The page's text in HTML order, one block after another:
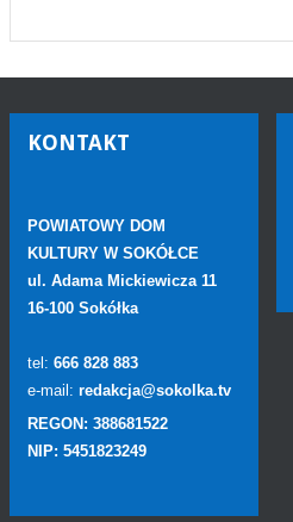
KONTAKT
POWIATOWY DOM
KULTURY W SOKÓŁCE
ul. Adama Mickiewicza 11
16-100 Sokółka
tel: 666 828 883
e-mail: redakcja@sokolka.tv
REGON: 388681522
NIP: 5451823249